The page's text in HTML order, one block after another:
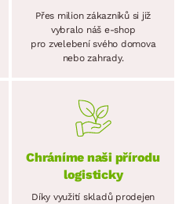
Přes milion zákazníků si již
vybralo náš e-shop
pro zvelebení svého domova
nebo zahrady.
Chráníme naši přírodu
logisticky
Díky využití skladů prodejen